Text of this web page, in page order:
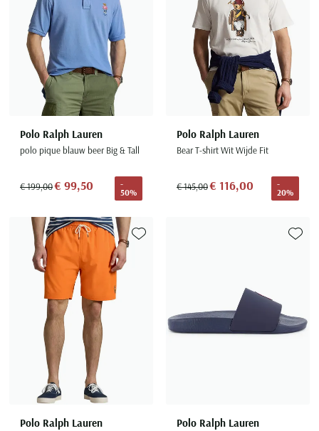
Polo Ralph Lauren
polo pique blauw beer Big & Tall
€ 199,00€ 99,50
-
50%
Polo Ralph Lauren
Bear T-shirt Wit Wijde Fit
€ 145,00€ 116,00
-
20%
Polo Ralph Lauren Polo Ralph Lauren